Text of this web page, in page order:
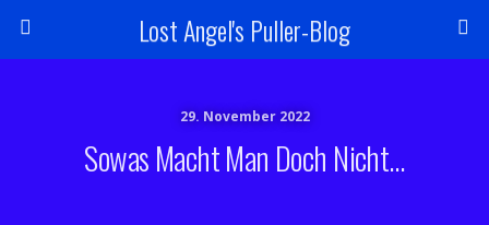
Lost Angel's Puller-Blog
29. November 2022
Sowas Macht Man Doch Nicht…